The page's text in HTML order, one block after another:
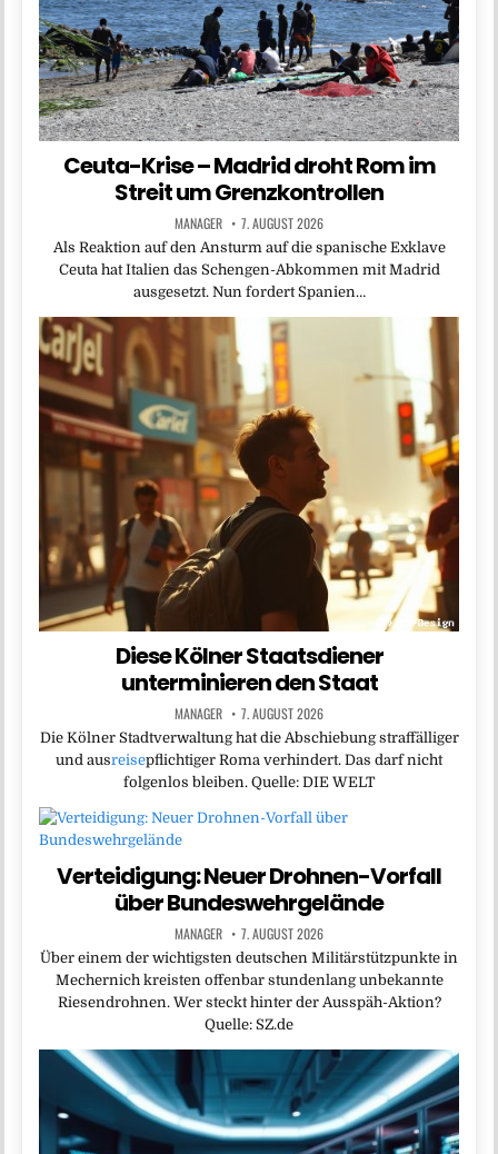
Ceuta-Krise – Madrid droht Rom im
Streit um Grenzkontrollen
MANAGER 7. AUGUST 2026
Als Reaktion auf den Ansturm auf die spanische Exklave
Ceuta hat Italien das Schengen-Abkommen mit Madrid
ausgesetzt. Nun fordert Spanien…
Diese Kölner Staatsdiener
unterminieren den Staat
MANAGER 7. AUGUST 2026
Die Kölner Stadtverwaltung hat die Abschiebung straffälliger
und ausreisepflichtiger Roma verhindert. Das darf nicht
folgenlos bleiben. Quelle: DIE WELT
Verteidigung: Neuer Drohnen-Vorfall
über Bundeswehrgelände
MANAGER 7. AUGUST 2026
Über einem der wichtigsten deutschen Militärstützpunkte in
Mechernich kreisten offenbar stundenlang unbekannte
Riesendrohnen. Wer steckt hinter der Ausspäh-Aktion?
Quelle: SZ.de